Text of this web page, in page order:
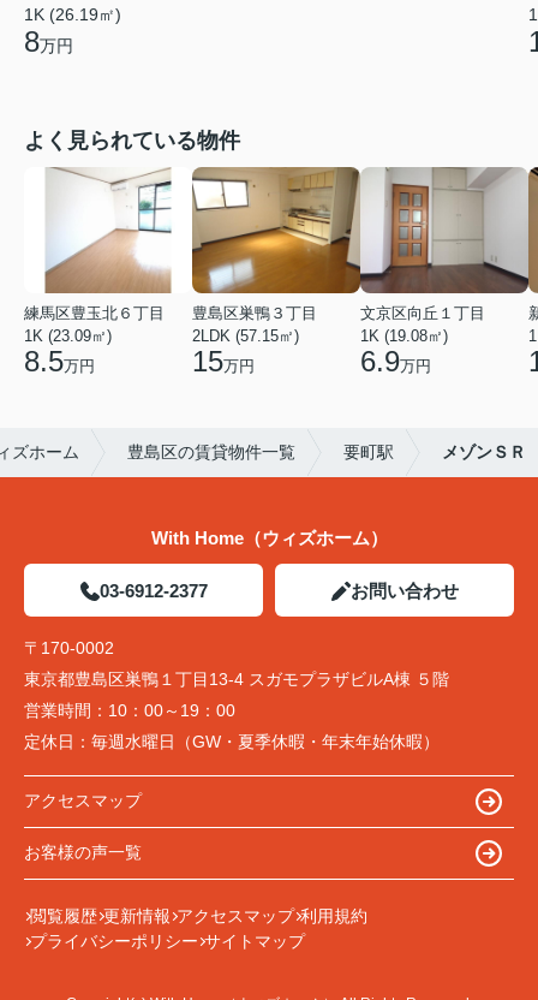
1K (26.19㎡)
8万円
よく見られている物件
練馬区豊玉北６丁目
1K (23.09㎡)
8.5万円
豊島区巣鴨３丁目
2LDK (57.15㎡)
15万円
文京区向丘１丁目
1K (19.08㎡)
6.9万円
ズホーム 豊島区の賃貸物件一覧 要町駅 メゾンＳＲ
With Home（ウィズホーム）
03-6912-2377 お問い合わせ
〒170-0002
東京都豊島区巣鴨１丁目13-4 スガモプラザビルA棟 ５階
営業時間： 10：00～19：00
定休日： 毎週水曜日（GW・夏季休暇・年末年始休暇）
アクセスマップ
お客様の声一覧
閲覧履歴 更新情報 アクセスマップ 利用規約
プライバシーポリシー サイトマップ